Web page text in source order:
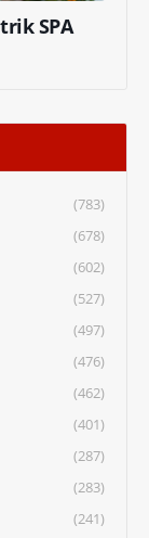
SPA
(783)
(678)
(602)
(527)
(497)
(476)
(462)
(401)
(287)
(283)
(241)